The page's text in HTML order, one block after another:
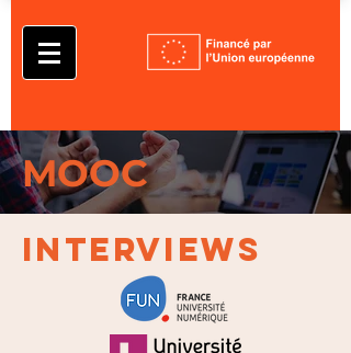
MOOC
INTERVIEWS